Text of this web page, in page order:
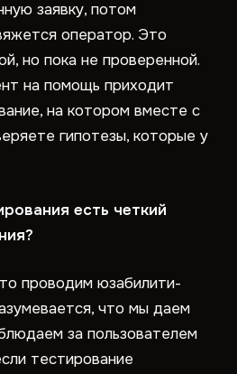
заявку, потом
оператор. Это
но пока не проверенной.
на помощь приходит
на котором вместе с
гипотезы, которые у
есть четкий
проводим юзабилити-
что мы даем
за пользователем
тестирование